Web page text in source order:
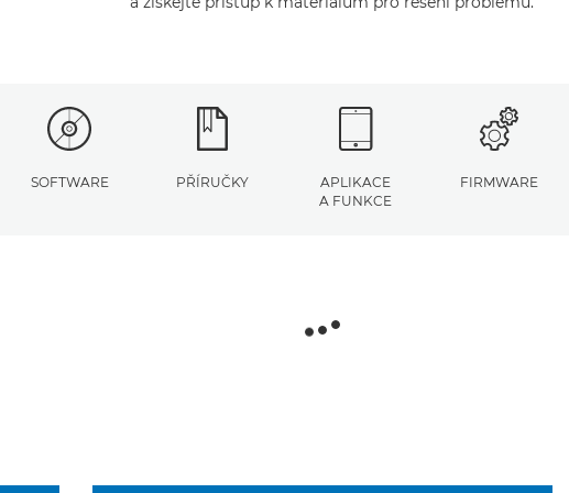
SOFTWARE PŘÍRUČKY
APLIKACE
A FUNKCE
FIRMWARE